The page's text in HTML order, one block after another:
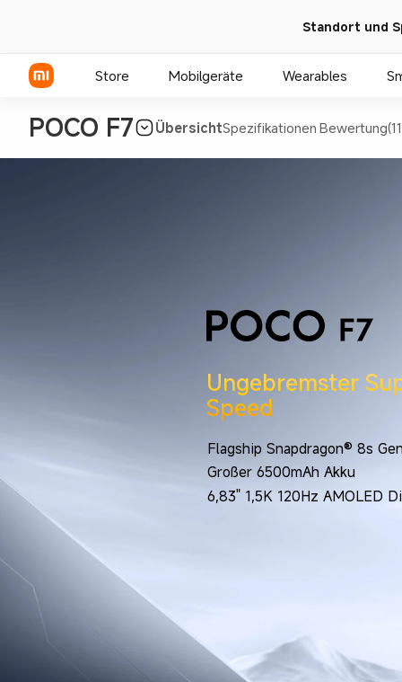
Standort und
Store Mobilgeräte Wearables
POCO F7 ÜbersichtSpezifikationen
Ungebremster
Speed
Flagship Snapdragon® 8s
6,83" 1,5K 120Hz AMOLED